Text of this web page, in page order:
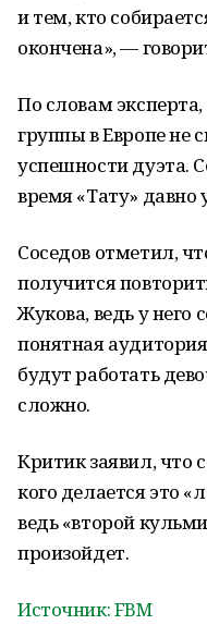
и тем, кто
окончена», —
По словам
группы в Европе не
успешности дуэта.
время «Тату» давно
Соседов отметил,
получится
Жукова, ведь у него
понятная
будут работать
сложно.
Критик заявил, что
кого делается это
ведь «второй
произойдет.
Источник: FBM